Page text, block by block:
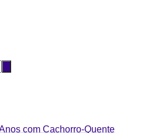
com Cachorro-Quente